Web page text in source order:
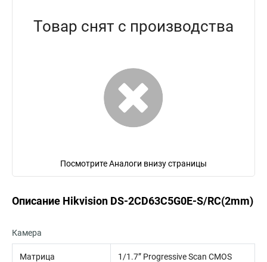
Товар снят с производства
Посмотрите Аналоги внизу страницы
Описание Hikvision DS-2CD63C5G0E-S/RC(2mm)
Камера
Матрица 1/1.7” Progressive Scan CMOS